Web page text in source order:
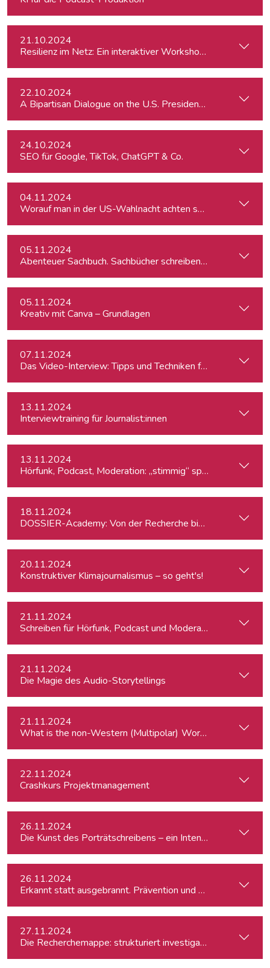
21.10.2024
Resilienz im Netz: Ein interaktiver Workshop im Umgang
22.10.2024
A Bipartisan Dialogue on the U.S. Presidential Elections:
24.10.2024
SEO für Google, TikTok, ChatGPT & Co.
04.11.2024
Worauf man in der US-Wahlnacht achten sollte
05.11.2024
Abenteuer Sachbuch. Sachbücher schreiben für
05.11.2024
Kreativ mit Canva – Grundlagen
07.11.2024
Das Video-Interview: Tipps und Techniken für TV und Web
13.11.2024
Interviewtraining für Journalist:innen
13.11.2024
Hörfunk, Podcast, Moderation: „stimmig“ sprechen
18.11.2024
DOSSIER-Academy: Von der Recherche bis zur
20.11.2024
Konstruktiver Klimajournalismus – so geht's!
21.11.2024
Schreiben für Hörfunk, Podcast und Moderation
21.11.2024
Die Magie des Audio-Storytellings
21.11.2024
What is
22.11.2024
Crashkurs Projektmanagement
26.11.2024
Die Kunst des Porträtschreibens – ein Intensiv-Workshop
26.11.2024
Erkannt statt ausgebrannt. Prävention und Erste-Hilfe bei
27.11.2024
Die Recherchemappe: strukturiert investigativ arbeiten,